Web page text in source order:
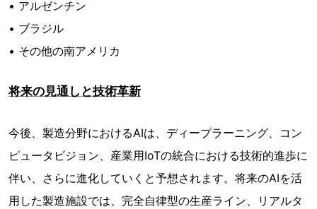
• アルゼンチン
• ブラジル
• その他の南アメリカ
将来の見通しと技術革新
今後、製造分野におけるAIは、ディープラーニング、コン
ピュータビジョン、産業用IoTの統合における技術的進歩に
伴い、さらに進化していくと予想されます。将来のAIを活
用した製造施設では、完全自律型の生産ライン、リアルタ